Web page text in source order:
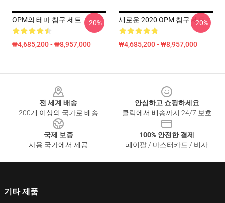
OPM의 테마 침구 세트
₩4,685,200 - ₩8,957,000
-20% 새로운 2020 OPM 침구 세트
₩4,685,200 - ₩8,957,000
-20%
전 세계 배송
200개 이상의 국가로 배송
안심하고 쇼핑하세요
클릭에서 배송까지 24/7 보호
국제 보증
사용 국가에서 제공
100% 안전한 결제
페이팔 / 마스터카드 / 비자
기타 제품